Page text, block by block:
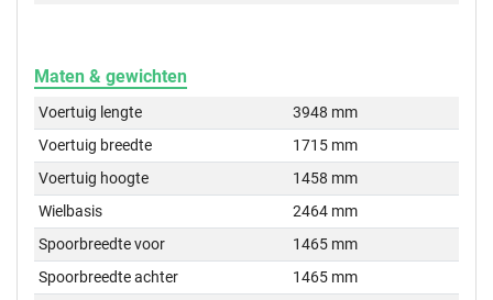
Maten & gewichten
Voertuig lengte
3948 mm
Voertuig breedte
1715 mm
Voertuig hoogte
1458 mm
Wielbasis
2464 mm
Spoorbreedte voor
1465 mm
Spoorbreedte achter
1465 mm